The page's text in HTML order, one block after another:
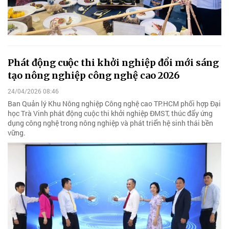
Phát động cuộc thi khởi nghiệp đổi mới sáng
tạo nông nghiệp công nghệ cao 2026
24/04/2026 08:46
Ban Quản lý Khu Nông nghiệp Công nghệ cao TP.HCM phối hợp Đại
học Trà Vinh phát động cuộc thi khởi nghiệp ĐMST, thúc đẩy ứng
dụng công nghệ trong nông nghiệp và phát triển hệ sinh thái bền
vững.